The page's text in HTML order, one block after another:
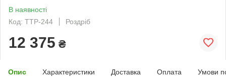
В наявності
Код: TTP-244
Роздріб
12 375 ₴
Опис Характеристики Доставка Оплата Умови